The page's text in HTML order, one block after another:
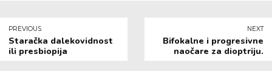
PREVIOUS
Staračka dalekovidnost
ili presbiopija
NEXT
Bifokalne i progresivne
naočare za dioptriju.